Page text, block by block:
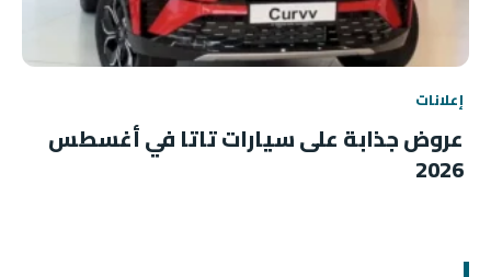
إعلانات
عروض جذابة على سيارات تاتا في أغسطس
2026